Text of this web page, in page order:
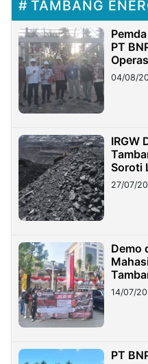
TAMBANG
PT
04/08/
IRGW
Soroti
27/07/
Demo
14/07/
PT